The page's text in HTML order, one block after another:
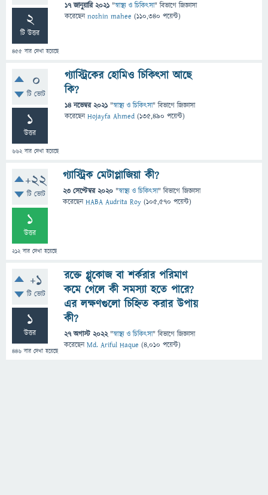
2
টি উত্তর
455 বার দেখা হয়েছে
17 জানুয়ারি 2021 "স্বাস্থ্য ও চিকিৎসা" বিভাগে জিজ্ঞাসা
করেছেনnoshin mahee (110,340 পয়েন্ট)
0
টি ভোট
1
উত্তর
662বার দেখা হয়েছে
গ্যাস্ট্রিকের হোমিও চিকিৎসা আছে
কি?
14 নভেম্বর 2021 "স্বাস্থ্য ও চিকিৎসা" বিভাগে জিজ্ঞাসা
করেছেনHojayfa Ahmed (135,490 পয়েন্ট)
+22
টি ভোট
1
উত্তর
212বার দেখা হয়েছে
গ্যাস্ট্রিক মেটাপ্লাজিয়া কী?
23 সেপ্টেম্বর 2020 "স্বাস্থ্য ও চিকিৎসা" বিভাগে জিজ্ঞাসা
করেছেনHABA Audrita Roy (105,570 পয়েন্ট)
+1
টি ভোট
1
উত্তর
446 বার দেখা হয়েছে
রক্তে গ্লুকোজ বা শর্করার পরিমাণ
কমে গেলে কী সমস্যা হতে পারে?
এর লক্ষণগুলো চিহ্নিত করার উপায়
কী?
27 অগাস্ট 2022 "স্বাস্থ্য ও চিকিৎসা" বিভাগে জিজ্ঞাসা
করেছেনMd. Ariful Haque (4,010 পয়েন্ট)